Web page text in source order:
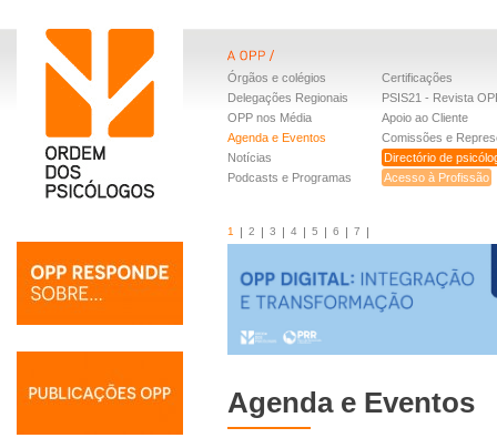
Órgãos e colégios
Delegações Regionais
OPP nos Média
Agenda e Eventos
Notícias
Podcasts e Programas
Certificações
PSIS21 - Revista
Apoio ao Cliente
Comissões e
Directório de
Acesso à Profissão
1 2 3 4 5 6 7
Agenda e Eventos